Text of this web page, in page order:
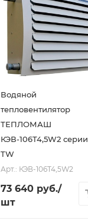
Водяной
тепловентилятор
ТЕПЛОМАШ
КЭВ-106T4,5W2 серии
TW
Арт.: КЭВ-106T4,5W2
73 640 руб./
шт